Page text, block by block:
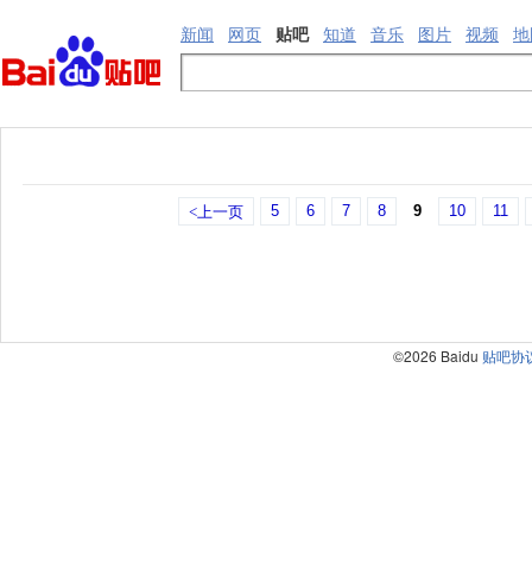
新闻 网页 贴吧 知道 音乐 图片 视频
<上一页 5 6 7 8 9 10 11
©2026 Baidu 贴吧协